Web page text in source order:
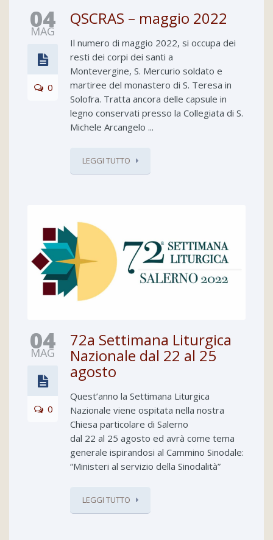
04
MAG
0
QSCRAS – maggio 2022
Il numero di maggio 2022, si occupa dei
resti dei corpi dei santi a
Montevergine, S. Mercurio soldato e
martiree del monastero di S. Teresa in
Solofra. Tratta ancora delle capsule in
legno conservati presso la Collegiata di S.
Michele Arcangelo ...
LEGGI TUTTO
04
MAG
0
72a Settimana Liturgica
Nazionale dal 22 al 25
agosto
Quest’anno la Settimana Liturgica
Nazionale viene ospitata nella nostra
Chiesa particolare di Salerno
dal 22 al 25 agosto ed avrà come tema
generale ispirandosi al Cammino Sinodale:
“Ministeri al servizio della Sinodalità”
LEGGI TUTTO